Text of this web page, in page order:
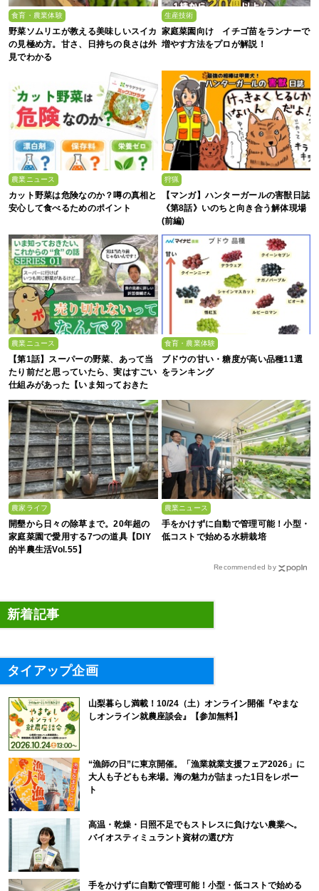
食育・農業体験
野菜ソムリエが教える美味しいスイカ
の見極め方。甘さ、日持ちの良さは外
見でわかる
生産技術
家庭菜園向け イチゴ苗をランナーで
増やす方法をプロが解説！
農業ニュース
カット野菜は危険なのか？噂の真相と
安心して食べるためのポイント
狩猟
【マンガ】ハンターガールの害獣日誌
《第8話》いのちと向き合う解体現場
(前編)
農業ニュース
【第1話】スーパーの野菜、あって当
たり前だと思っていたら、実はすごい
仕組みがあった【いま知っておきた
食育・農業体験
ブドウの甘い・糖度が高い品種11選
をランキング
農家ライフ
開墾から日々の除草まで。20年超の
家庭菜園で愛用する7つの道具【DIY
的半農生活Vol.55】
農業ニュース
手をかけずに自動で管理可能！小型・
低コストで始める水耕栽培
Recommended by
新着記事
タイアップ企画
山梨暮らし満載！10/24（土）オンライン開催『やまな
しオンライン就農座談会』【参加無料】
“漁師の日”に東京開催。「漁業就業支援フェア2026」に
大人も子どもも来場。海の魅力が詰まった1日をレポー
ト
高温・乾燥・日照不足でもストレスに負けない農業へ。
バイオスティミュラント資材の選び方
手をかけずに自動で管理可能！小型・低コストで始める